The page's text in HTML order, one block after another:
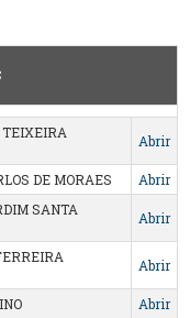
TEIXEIRA
Abrir
DE MORAES
Abrir
SANTA
Abrir
Abrir
Abrir